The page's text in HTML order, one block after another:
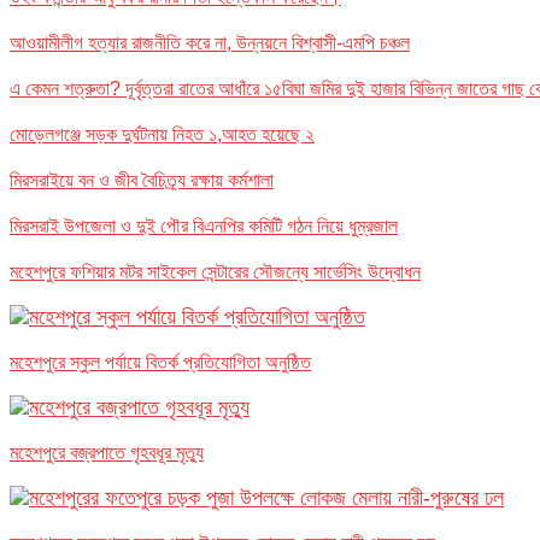
আওয়ামীলীগ হত্যার রাজনীতি করে না, উন্নয়নে বিশ্বাসী-এমপি চঞ্চল
এ কেমন শত্রুতা? দূর্বৃত্তরা রাতের আধাঁরে ১৫বিঘা জমির দুই হাজার বিভিন্ন জাতের গাছ
মোড়েলগঞ্জে সড়ক দুর্ঘটনায় নিহত ১,আহত হয়েছে ২
মিরসরাইয়ে বন ও জীব বৈচিত্র্য রক্ষায় কর্মশালা
মিরসরাই উপজেলা ও দুই পৌর বিএনপির কমিটি গঠন নিয়ে ধুম্রজাল
মহেশপুরে ফশিয়ার মটর সাইকেল সেন্টারের সৌজন্যে সার্ভেসিং উদ্বোধন
মহেশপুরে স্কুল পর্যায়ে বিতর্ক প্রতিযোগিতা অনুষ্ঠিত
মহেশপুরে বজ্রপাতে গৃহবধূর মৃত্যু